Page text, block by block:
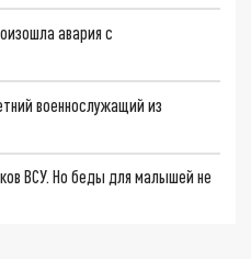
авария с
военнослужащий из
ВСУ. Но беды для малышей не